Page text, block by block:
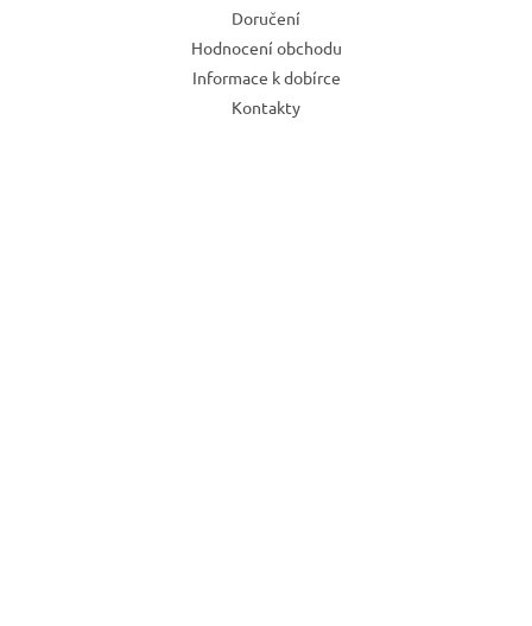
Doručení
Hodnocení obchodu
Informace k dobírce
Kontakty